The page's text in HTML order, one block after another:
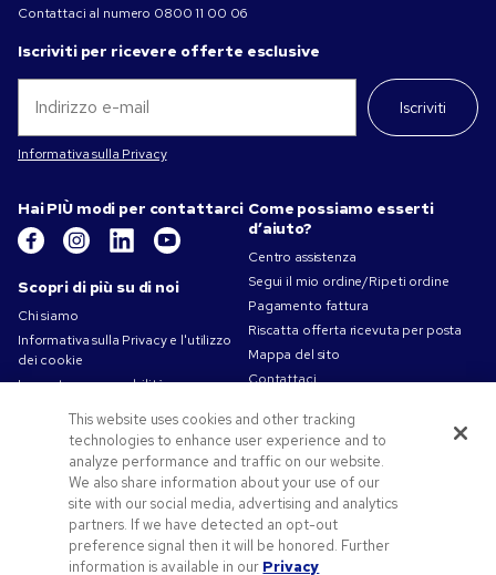
Contattaci al numero 0800 11 00 06
Iscriviti per ricevere offerte esclusive
Iscriviti
Informativa sulla Privacy
Hai PIÙ modi per contattarci
Scopri di più su di noi
Chi siamo
Informativa sulla Privacy e l'utilizzo
dei cookie
La nostra responsabilità
Termini d'uso
Condizioni di vendita
Lavorare in Pens.com
Offerte e risorse
Gadget personalizzati
Codici promozionali e coupon
Come possiamo esserti
d’aiuto?
Centro assistenza
Segui il mio ordine/Ripeti ordine
Pagamento fattura
Riscatta offerta ricevuta per posta
Mappa del sito
Contattaci
This website uses cookies and other tracking
technologies to enhance user experience and to
analyze performance and traffic on our website.
We also share information about your use of our
site with our social media, advertising and analytics
partners. If we have detected an opt-out
preference signal then it will be honored. Further
information is available in our Privacy